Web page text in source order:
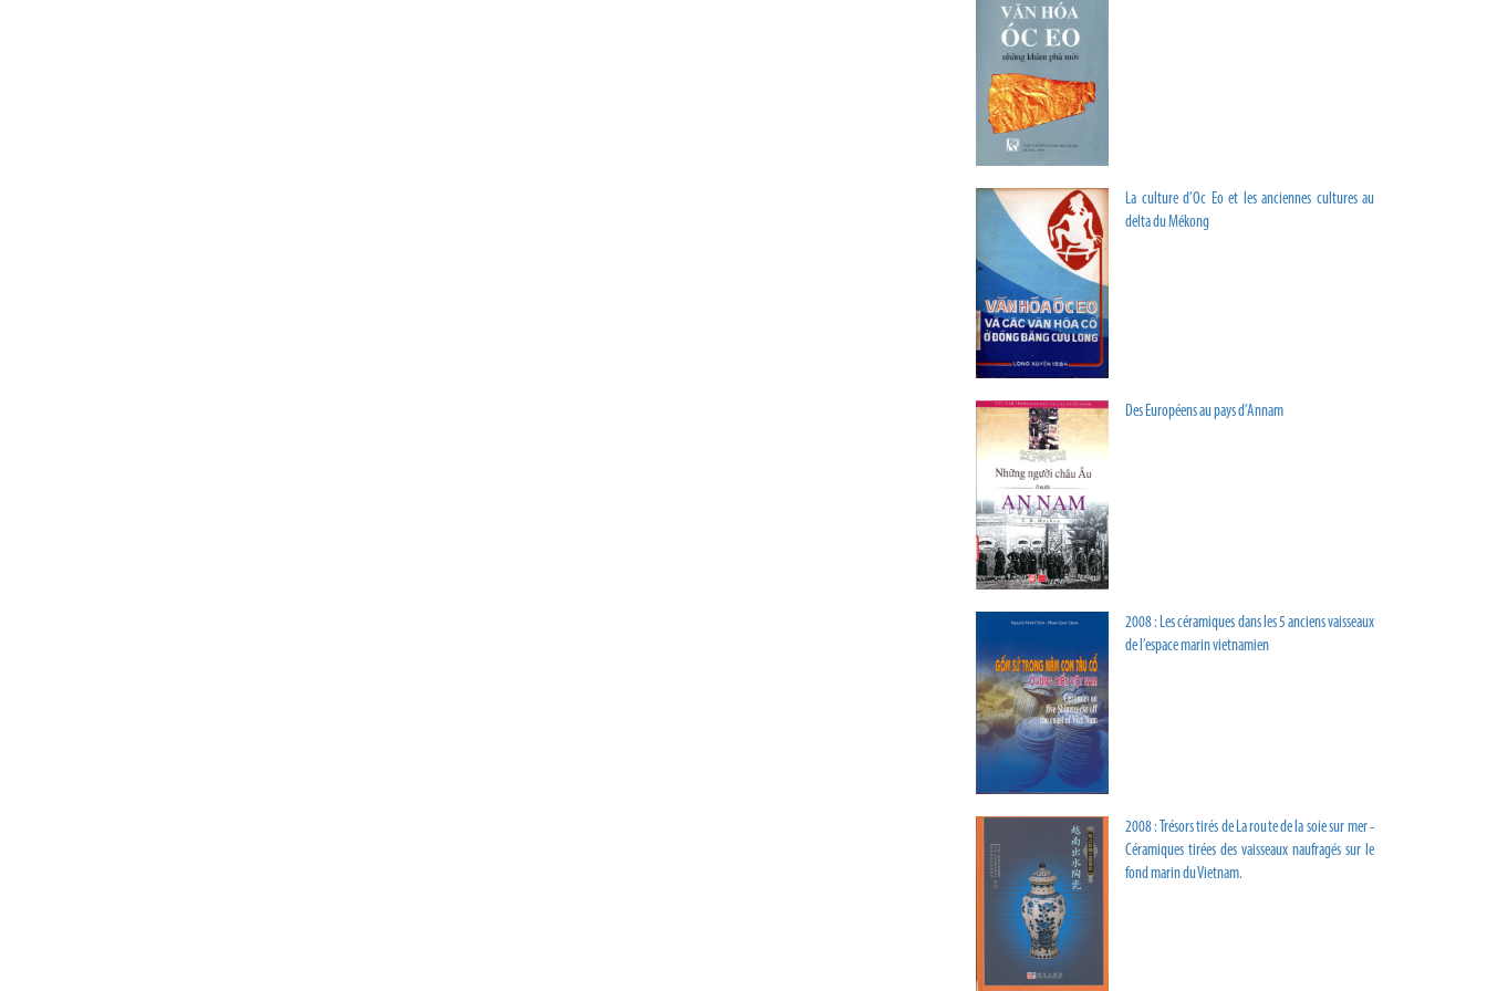
La culture d’Oc Eo et les anciennes cultures au
delta du Mékong
Des Européens au pays d’Annam
2008 : Les céramiques dans les 5 anciens vaisseaux
de l’espace marin vietnamien
2008 : Trésors tirés de La route de la soie sur mer -
Céramiques tirées des vaisseaux naufragés sur le
fond marin du Vietnam.